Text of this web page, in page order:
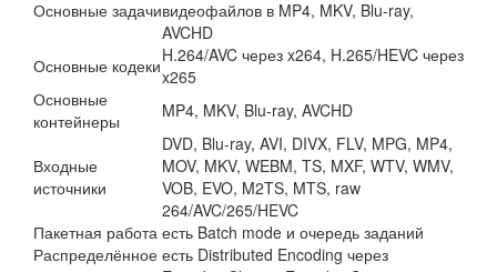
Основные задачивидеофайлов в MP4, MKV, Blu-ray,
AVCHD
Основные кодекиH.264/AVC через x264, H.265/HEVC через
x265
Основные
контейнеры
MP4, MKV, Blu-ray, AVCHD
Входные
источники
DVD, Blu-ray, AVI, DIVX, FLV, MPG, MP4,
MOV, MKV, WEBM, TS, MXF, WTV, WMV,
VOB, EVO, M2TS, MTS, raw
264/AVC/265/HEVC
Пакетная работа есть Batch mode и очередь заданий
Распределённое есть Distributed Encoding через